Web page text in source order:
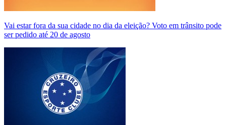
Vai estar fora da sua cidade no dia da eleição? Voto em trânsito pode
ser pedido até 20 de agosto